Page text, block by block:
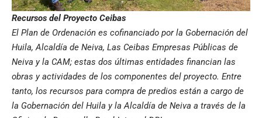
Recursos del Proyecto Ceibas
El Plan de Ordenación es cofinanciado por la Gobernación del
Huila, Alcaldía de Neiva, Las Ceibas Empresas Públicas de
Neiva y la CAM; estas dos últimas entidades financian las
obras y actividades de los componentes del proyecto. Entre
tanto, los recursos para compra de predios están a cargo de
la Gobernación del Huila y la Alcaldía de Neiva a través de la